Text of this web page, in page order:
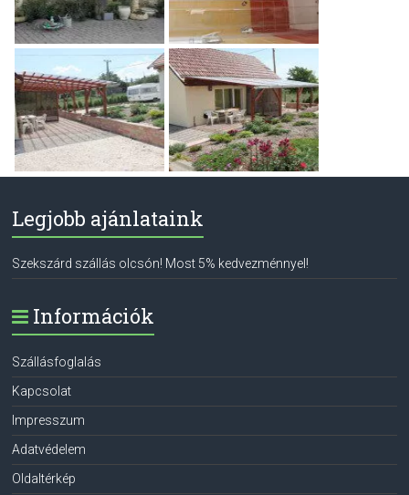
Legjobb ajánlataink
Szekszárd szállás olcsón! Most 5% kedvezménnyel!
Információk
Szállásfoglalás
Kapcsolat
Impresszum
Adatvédelem
Oldaltérkép